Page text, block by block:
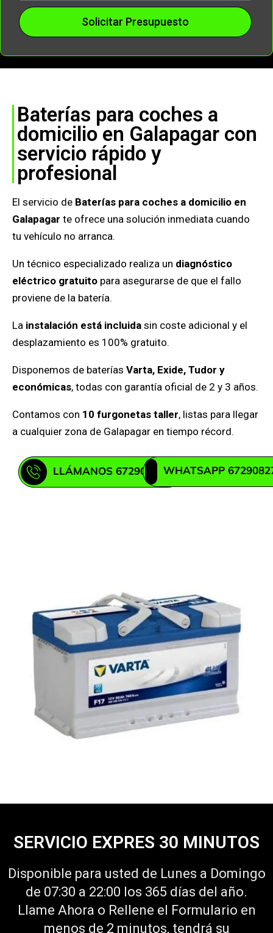
Solicitar Presupuesto
Baterías para coches a
domicilio en Galapagar con
servicio rápido y
profesional
El servicio de Baterías para coches a domicilio en
Galapagar te ofrece una solución inmediata cuando
tu vehículo no arranca.
Un técnico especializado realiza un diagnóstico
eléctrico gratuito para asegurarse de que el fallo
proviene de la batería.
La instalación está incluida sin coste adicional y el
desplazamiento es 100% gratuito.
Disponemos de baterías Varta, Exide, Tudor y
económicas, todas con garantía oficial de 2 y 3 años.
Contamos con 10 furgonetas taller, listas para llegar
a cualquier zona de Galapagar en tiempo récord.
LLÁMANOS 672908271WHATSAPP
SERVICIO EXPRES 30 MINUTOS
Disponible para usted de Lunes a Domingo
de 07:30 a 22:00 los 365 días del año.
Llame Ahora o Rellene el Formulario en
menos de 2 minutos, tendrá su